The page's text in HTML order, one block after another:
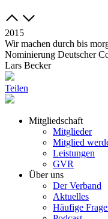
2015
Wir machen durch bis
Nominierung Deutscher
Lars Becker
Teilen
Mitgliedschaft
Mitglieder
Mitglied
Leistungen
GVR
Über uns
Der Verband
Aktuelles
Häufige